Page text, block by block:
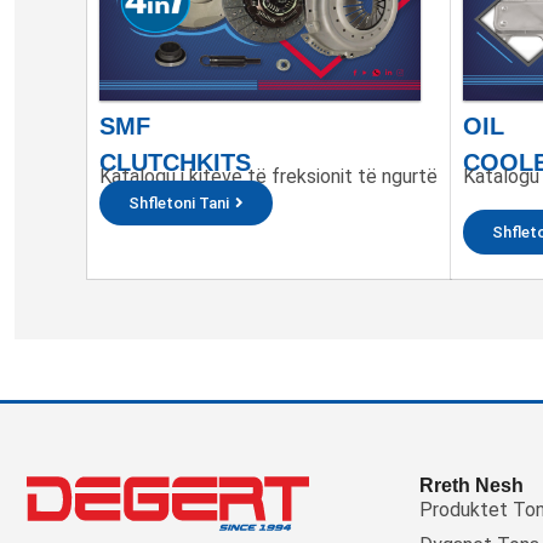
SMF
CLUTCHKITS
Katalogu i kiteve të freksionit të ngurtë
Shfletoni Tani
OIL
Rreth Nesh
Produktet